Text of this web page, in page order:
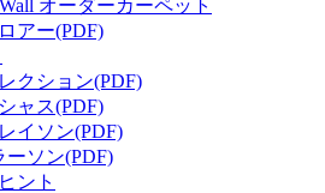
オーダーカーペット
アー(PDF)
クション(PDF)
ャス(PDF)
イソン(PDF)
ーソン(PDF)
ント